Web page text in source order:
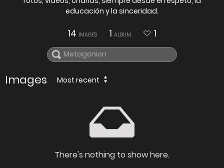
educación y la sinceridad.
14 IMAGES 1 ALBUM 1
Images Most recent
There's nothing to show here.